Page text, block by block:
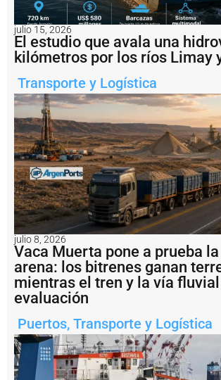
ó
n
e
n
C
h
i
n
a
r
u
m
b
o
a
l
p
r
o
y
e
c
t
o
a
r
g
e
julio 15, 2026
El estudio que avala una
kilómetros por los ríos Limay
Transporte y Logística
julio 8, 2026
Vaca Muerta pone a prueba
arena: los bitrenes ganan
mientras el tren y la vía
evaluación
Puertos, Transporte y Logística